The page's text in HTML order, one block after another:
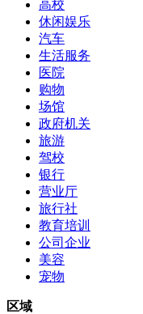
高校
休闲娱乐
汽车
生活服务
医院
购物
场馆
政府机关
旅游
驾校
银行
营业厅
旅行社
教育培训
公司企业
美容
宠物
区域